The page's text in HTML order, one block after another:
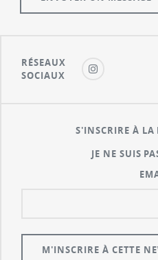
RÉSEAUX
SOCIAUX
S'INSCRIRE À LA
JE NE SUIS